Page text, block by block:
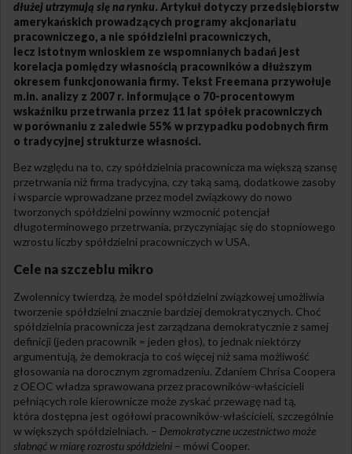
dłużej utrzymują się na rynku. Artykuł dotyczy przedsiębiorstw
amerykańskich prowadzących programy akcjonariatu
pracowniczego, a nie spółdzielni pracowniczych,
lecz istotnym wnioskiem ze wspomnianych badań jest
korelacja pomiędzy własnością pracowników a dłuższym
okresem funkcjonowania firmy. Tekst Freemana przywołuje
m.in. analizy z 2007 r. informujące o 70-procentowym
wskaźniku przetrwania przez 11 lat spółek pracowniczych
w porównaniu z zaledwie 55% w przypadku podobnych firm
o tradycyjnej strukturze własności.
Bez względu na to, czy spółdzielnia pracownicza ma większą szansę
przetrwania niż firma tradycyjna, czy taką samą, dodatkowe zasoby
i wsparcie wprowadzane przez model związkowy do nowo
tworzonych spółdzielni powinny wzmocnić potencjał
długoterminowego przetrwania, przyczyniając się do stopniowego
wzrostu liczby spółdzielni pracowniczych w USA.
Cele na szczeblu mikro
Zwolennicy twierdzą, że model spółdzielni związkowej umożliwia
tworzenie spółdzielni znacznie bardziej demokratycznych. Choć
spółdzielnia pracownicza jest zarządzana demokratycznie z samej
definicji (jeden pracownik = jeden głos), to jednak niektórzy
argumentują, że demokracja to coś więcej niż sama możliwość
głosowania na dorocznym zgromadzeniu. Zdaniem Chrisa Coopera
z OEOC władza sprawowana przez pracowników-właścicieli
pełniących role kierownicze może zyskać przewagę nad tą,
która dostępna jest ogółowi pracowników-właścicieli, szczególnie
w większych spółdzielniach. – Demokratyczne uczestnictwo może
słabnąć w miarę rozrostu spółdzielni – mówi Cooper.